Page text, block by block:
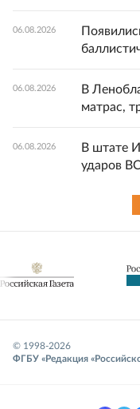
06.08.2026
06.08.2026
В
матрас,
06.08.2026
В штате
ударов
© 1998-2026
ФГБУ «Редакция